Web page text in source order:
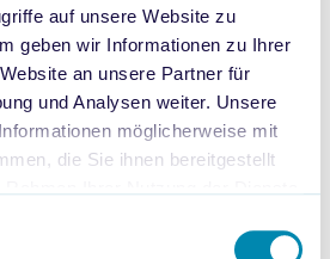
auf unsere Website zu
geben wir Informationen zu Ihrer
an unsere Partner für
und Analysen weiter. Unsere
möglicherweise mit
die Sie ihnen bereitgestellt
das spannende Thema
Entdecke mit welchen Tools Du den
Erfolg Deiner Pharmamarken
jetzt herunterladen!